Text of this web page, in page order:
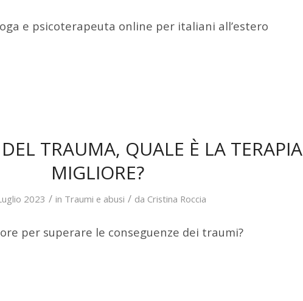
e psicoterapeuta online per italiani all’estero
TRAUMA, QUALE È LA TERAPIA
MIGLIORE?
2023 / in Traumi e abusi / da Cristina Roccia
per superare le conseguenze dei traumi?